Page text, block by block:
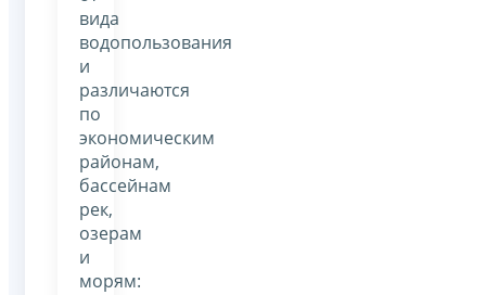
вида
водопользования
и
различаются
по
экономическим
районам,
бассейнам
рек,
озерам
и
морям: